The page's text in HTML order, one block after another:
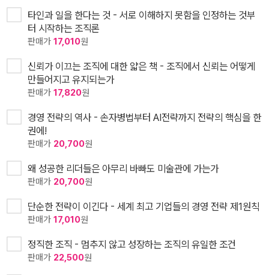
타인과 일을 한다는 것 - 서로 이해하지 못함을 인정하는 것부
터 시작하는 조직론
판매가 17,010원
신뢰가 이끄는 조직에 대한 얇은 책 - 조직에서 신뢰는 어떻게
만들어지고 유지되는가
판매가 17,820원
경영 전략의 역사 - 손자병법부터 AI전략까지 전략의 핵심을 한
권에!
판매가 20,700원
왜 성공한 리더들은 아무리 바빠도 미술관에 가는가
판매가 20,700원
단순한 전략이 이긴다 - 세계 최고 기업들의 경영 전략 제1원칙
판매가 17,010원
정직한 조직 - 멈추지 않고 성장하는 조직의 유일한 조건
판매가 22,500원